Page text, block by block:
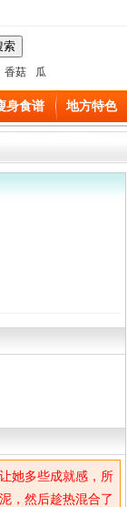
香菇 瓜
身食谱 地方特色
她多些成就感，所
，然后趁热混合了